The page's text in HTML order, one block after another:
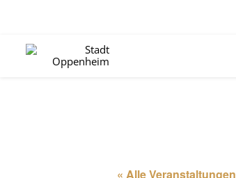
« Alle Veranstaltungen